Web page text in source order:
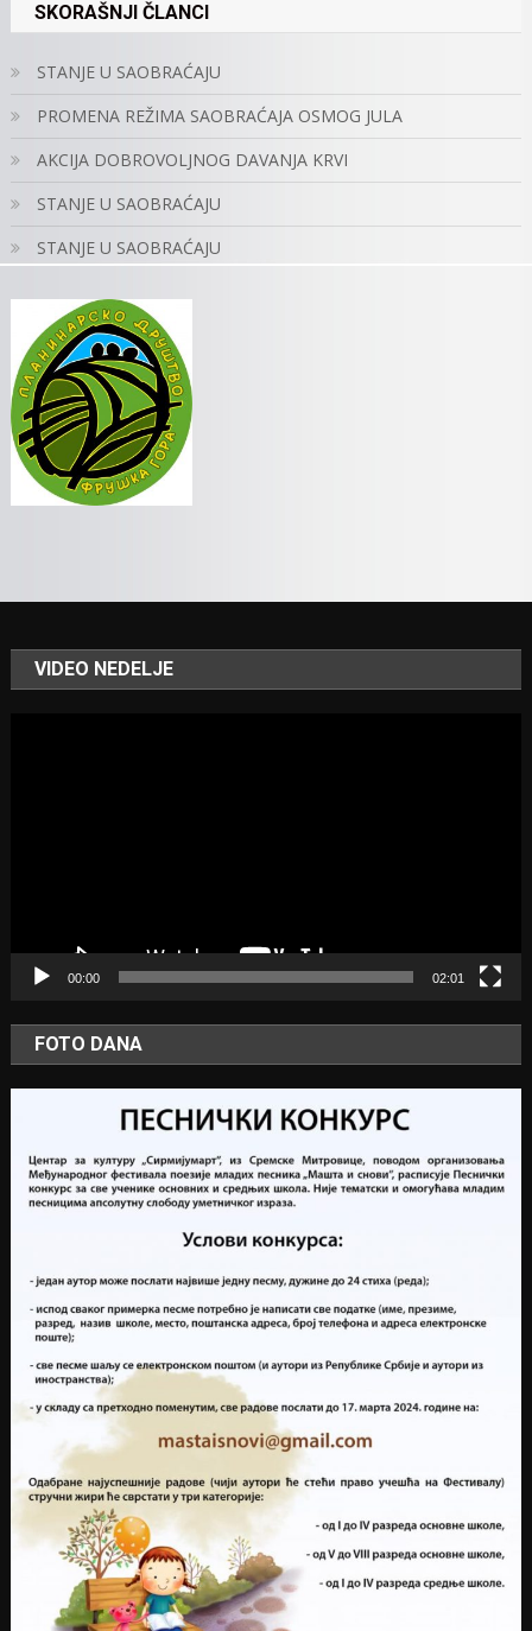
SKORAŠNJI ČLANCI
STANJE U SAOBRAĆAJU
PROMENA REŽIMA SAOBRAĆAJA OSMOG JULA
AKCIJA DOBROVOLJNOG DAVANJA KRVI
STANJE U SAOBRAĆAJU
STANJE U SAOBRAĆAJU
VIDEO NEDELJE
00:00 02:01
FOTO DANA